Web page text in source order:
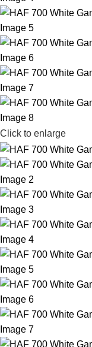
Click to enlarge